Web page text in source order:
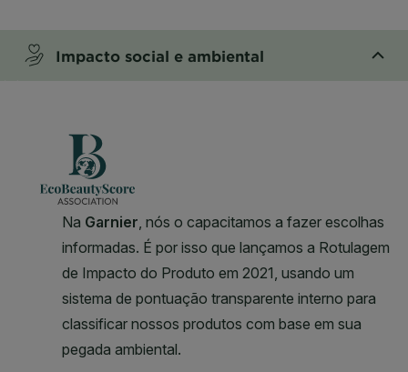
Impacto social e ambiental